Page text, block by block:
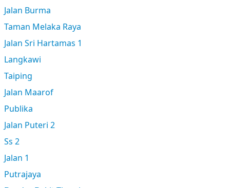
Jalan Burma
Taman Melaka Raya
Jalan Sri Hartamas 1
Langkawi
Taiping
Jalan Maarof
Publika
Jalan Puteri 2
Ss 2
Jalan 1
Putrajaya